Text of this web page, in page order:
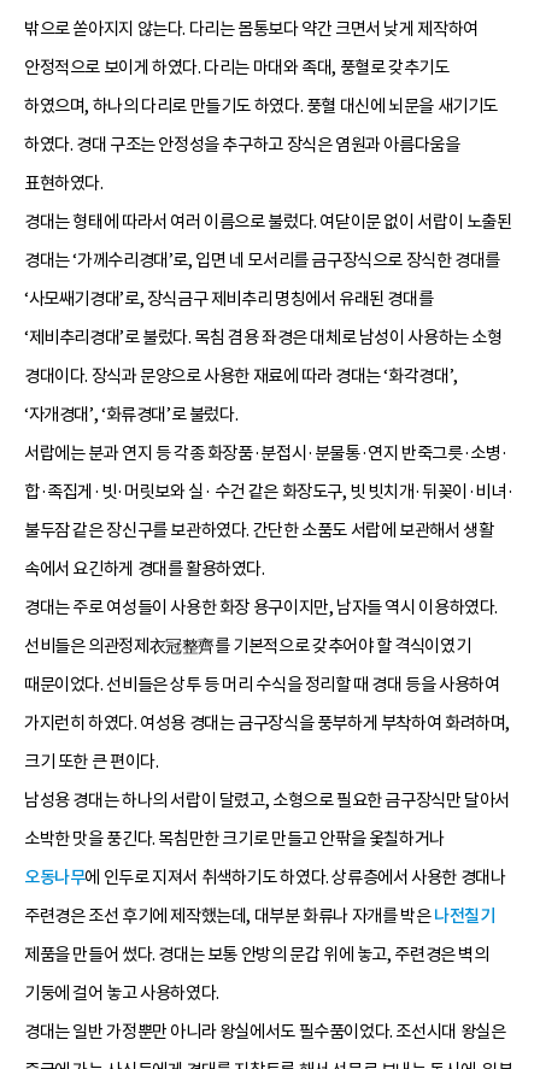
밖으로 쏟아지지 않는다. 다리는 몸통보다 약간 크면서 낮게 제작하여
안정적으로 보이게 하였다. 다리는 마대와 족대, 풍혈로 갖추기도
하였으며, 하나의 다리로 만들기도 하였다. 풍혈 대신에 뇌문을 새기기도
하였다. 경대 구조는 안정성을 추구하고 장식은 염원과 아름다움을
표현하였다.
경대는 형태에 따라서 여러 이름으로 불렀다. 여닫이문 없이 서랍이 노출된
경대는 ‘가께수리경대’로, 입면 네 모서리를 금구장식으로 장식한 경대를
‘사모쌔기경대’로, 장식금구 제비추리 명칭에서 유래된 경대를
‘제비추리경대’로 불렀다. 목침 겸용 좌경은 대체로 남성이 사용하는 소형
경대이다. 장식과 문양으로 사용한 재료에 따라 경대는 ‘화각경대’,
‘자개경대’, ‘화류경대’로 불렀다.
서랍에는 분과 연지 등 각종 화장품·분접시·분물통·연지 반죽그릇·소병·
합·족집게·빗·머릿보와 실· 수건 같은 화장도구, 빗 빗치개·뒤꽂이·비녀·
불두잠 같은 장신구를 보관하였다. 간단한 소품도 서랍에 보관해서 생활
속에서 요긴하게 경대를 활용하였다.
경대는 주로 여성들이 사용한 화장 용구이지만, 남자들 역시 이용하였다.
선비들은 의관정제衣冠整齊를 기본적으로 갖추어야 할 격식이였기
때문이었다. 선비들은 상투 등 머리 수식을 정리할 때 경대 등을 사용하여
가지런히 하였다. 여성용 경대는 금구장식을 풍부하게 부착하여 화려하며,
크기 또한 큰 편이다.
남성용 경대는 하나의 서랍이 달렸고, 소형으로 필요한 금구장식만 달아서
소박한 맛을 풍긴다. 목침만한 크기로 만들고 안팎을 옻칠하거나
오동나무에 인두로 지져서 취색하기도 하였다. 상류층에서 사용한 경대나
주련경은 조선 후기에 제작했는데, 대부분 화류나 자개를 박은나전칠기
제품을 만들어 썼다. 경대는 보통 안방의 문갑 위에 놓고, 주련경은 벽의
기둥에 걸어 놓고 사용하였다.
경대는 일반 가정뿐만 아니라 왕실에서도 필수품이었다. 조선시대 왕실은